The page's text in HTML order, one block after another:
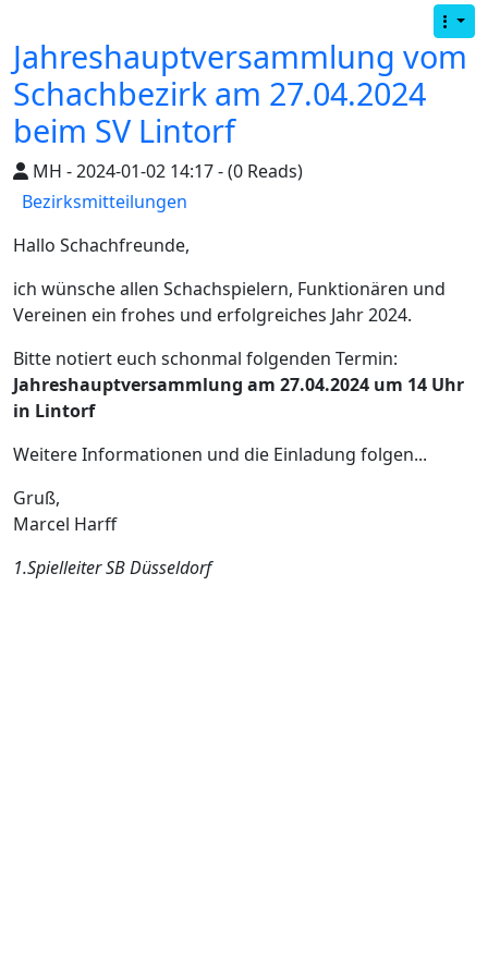
Jahreshauptversammlung vom
Schachbezirk am 27.04.2024
beim SV Lintorf
MH - 2024-01-02 14:17 - (0 Reads)
Bezirksmitteilungen
Hallo Schachfreunde,
ich wünsche allen Schachspielern, Funktionären und
Vereinen ein frohes und erfolgreiches Jahr 2024.
Bitte notiert euch schonmal folgenden Termin:
Jahreshauptversammlung am 27.04.2024 um 14 Uhr
in Lintorf
Weitere Informationen und die Einladung folgen...
Gruß,
Marcel Harff
1.Spielleiter SB Düsseldorf